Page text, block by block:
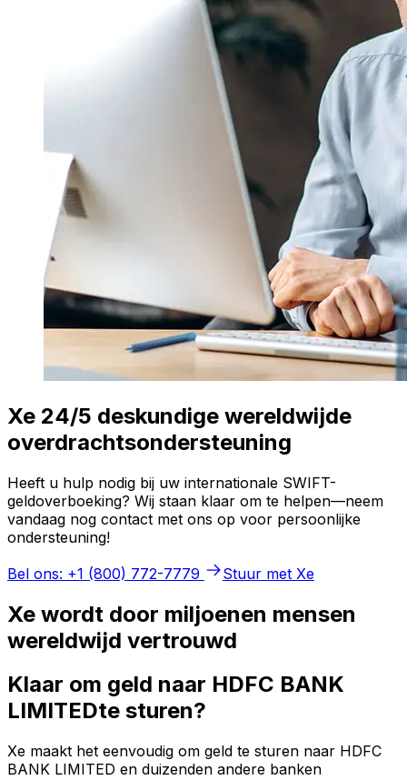
Xe 24/5 deskundige wereldwijde
overdrachtsondersteuning
Heeft u hulp nodig bij uw internationale SWIFT-
geldoverboeking? Wij staan klaar om te helpen—neem
vandaag nog contact met ons op voor persoonlijke
ondersteuning!
Bel ons: +1 (800) 772-7779
Stuur met Xe
Xe wordt door miljoenen mensen
wereldwijd vertrouwd
Klaar om geld naar HDFC BANK
LIMITEDte sturen?
Xe maakt het eenvoudig om geld te sturen naar HDFC
BANK LIMITED en duizenden andere banken